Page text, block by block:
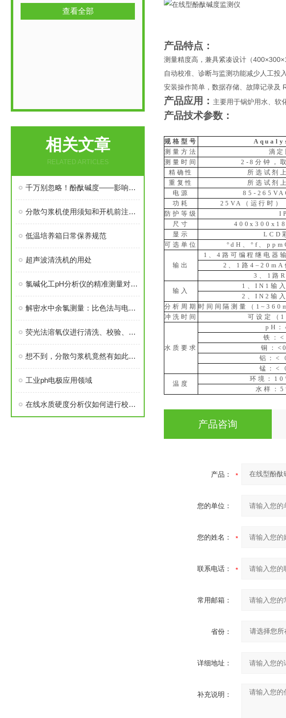
查看全部
相关文章
RELATED ARTICLES
千万别忽略！酚酞碱度——影响水质安全的重要指标
分散匀浆机使用须知和开机前注意的5大事项
低温培养箱日常保养规范
超声波清洗机的用处
氯碱化工pH分析仪的精准测量对生产效益的影响
解密水中余氯测量：比色法与电极法原理大不同，哪种方法更靠谱？
荧光法溶氧仪进行清洗、校验、再生的注意事项
想不到，分散匀浆机竟然有如此多的优势特点！
工业ph电极应用领域
在线水质硬度分析仪如何进行校准，你知道吗
产品特点：
测量精度高，兼具紧凑设计（
自动校准、诊断与监测功能减少人工投
安装操作简单，数据存储、故障记录及
产品应用： 主要用于锅炉用水、软
产品技术参数：
规格型号
测量方法
滴定
测量时间
2-8分钟，
精确性
所选试剂
重复性
所选试剂
电源
85-
功耗
25VA（运行时）
防护等级
尺寸
显示
LCD
可选单位
°dH、°f、
输出
1、4路可编程继电器
2、1路
3、1路
输入
1、IN1输
2、IN2输入
分析周期 时间间隔测量（
冲洗时间
可设定（
水质要求
pH
铁：
铜：
铝：<
锰：<
温度
环境：
水样：
产品咨询
产品：
您的单位：
您的姓名：
联系电话：
常用邮箱：
省份：
详细地址：
补充说明：